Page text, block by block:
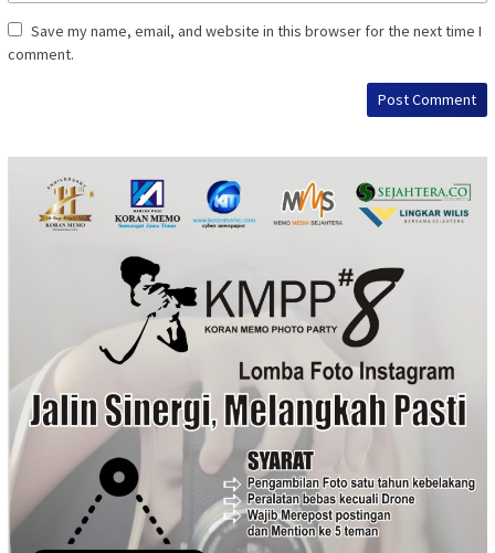
Save my name, email, and website in this browser for the next time I
comment.